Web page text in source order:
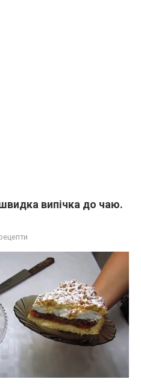
випічка до чаю.